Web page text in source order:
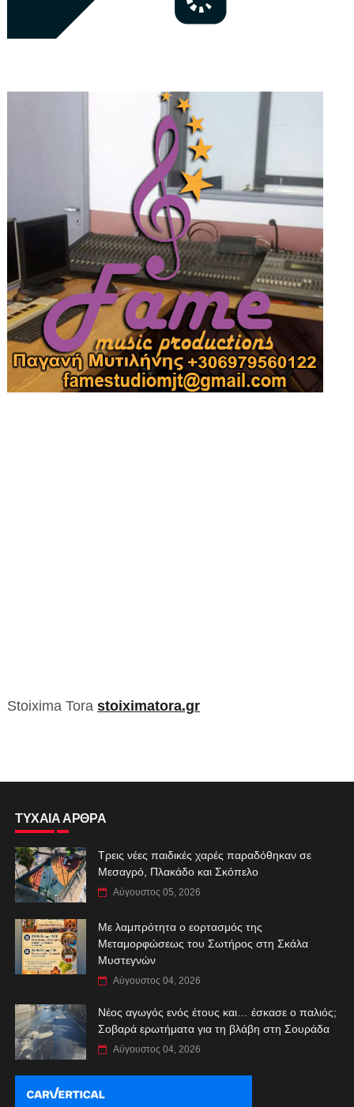
Stoixima Tora stoiximatora.gr
ΤΥΧΑΙΑ ΑΡΘΡΑ
Τρεις νέες παιδικές χαρές παραδόθηκαν σε
Μεσαγρό, Πλακάδο και Σκόπελο
Αύγουστος 05, 2026
Με λαμπρότητα ο εορτασμός της
Μεταμορφώσεως του Σωτήρος στη Σκάλα
Μυστεγνών
Αύγουστος 04, 2026
Νέος αγωγός ενός έτους και… έσκασε ο παλιός;
Σοβαρά ερωτήματα για τη βλάβη στη Σουράδα
Αύγουστος 04, 2026